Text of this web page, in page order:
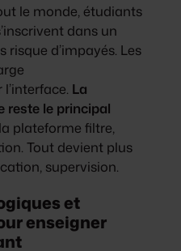
le monde, étudiants
dans un
d’impayés. Les
La
reste le principal
plateforme filtre,
Tout devient plus
supervision.
et
enseigner